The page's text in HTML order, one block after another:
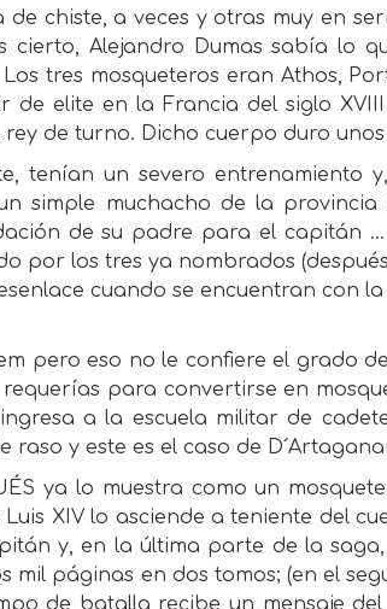
chiste, a veces y otras muy en
cierto, Alejandro Dumas sabía lo
tres mosqueteros eran Athos,
de elite en la Francia del siglo
de turno. Dicho cuerpo duro unos
tenían un severo entrenamiento
simple muchacho de la provincia
de su padre para el capitán
por los tres ya nombrados
cuando se encuentran con
pero eso no le confiere el grado
para convertirse en
a la escuela militar de
y este es el caso de
ya lo muestra como un
XIV lo asciende a teniente del
y, en la última parte de la
mil páginas en dos tomos; (en el
de batalla recibe un mensaje